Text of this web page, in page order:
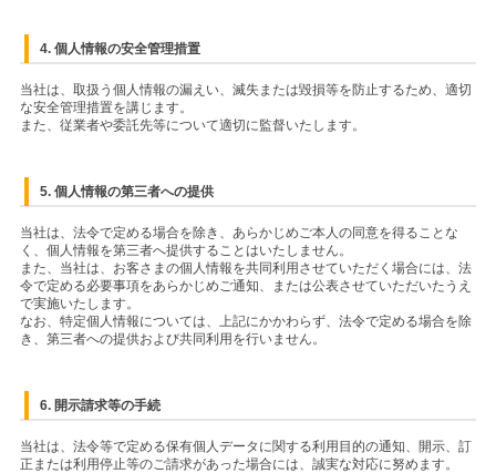
4. 個人情報の安全管理措置
当社は、取扱う個人情報の漏えい、滅失または毀損等を防止するため、適切
な安全管理措置を講じます。
また、従業者や委託先等について適切に監督いたします。
5. 個人情報の第三者への提供
当社は、法令で定める場合を除き、あらかじめご本人の同意を得ることな
く、個人情報を第三者へ提供することはいたしません。
また、当社は、お客さまの個人情報を共同利用させていただく場合には、法
令で定める必要事項をあらかじめご通知、または公表させていただいたうえ
で実施いたします。
なお、特定個人情報については、上記にかかわらず、法令で定める場合を除
き、第三者への提供および共同利用を行いません。
6. 開示請求等の手続
当社は、法令等で定める保有個人データに関する利用目的の通知、開示、訂
正または利用停止等のご請求があった場合には、誠実な対応に努めます。